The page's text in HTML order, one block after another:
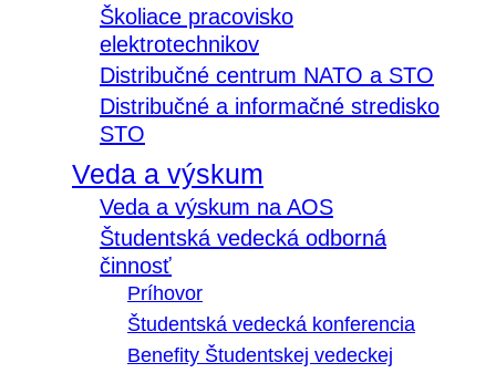
Školiace pracovisko
elektrotechnikov
Distribučné centrum NATO a STO
Distribučné a informačné stredisko
STO
Veda a výskum
Veda a výskum na AOS
Študentská vedecká odborná
činnosť
Príhovor
Študentská vedecká konferencia
Benefity Študentskej vedeckej